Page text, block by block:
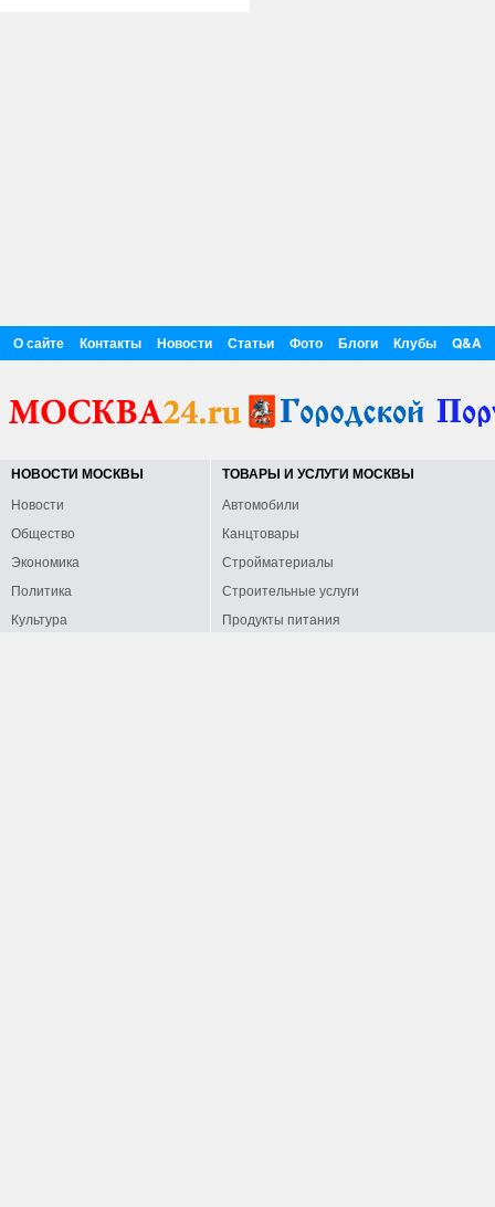
О сайте Контакты Новости Статьи Фото Блоги Клубы Q&A
НОВОСТИ МОСКВЫ
Новости
Общество
Экономика
Политика
Культура
ТОВАРЫ И УСЛУГИ МОСКВЫ
Автомобили
Канцтовары
Стройматериалы
Строительные услуги
Продукты питания